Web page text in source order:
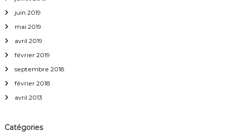
juin 2019
mai 2019
avril 2019
février 2019
septembre 2018
février 2018
avril 2013
Catégories